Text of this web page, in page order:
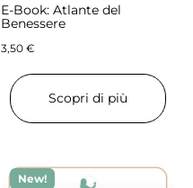
E-Book: Atlante del
Benessere
3,50 €
Scopri di più
New!